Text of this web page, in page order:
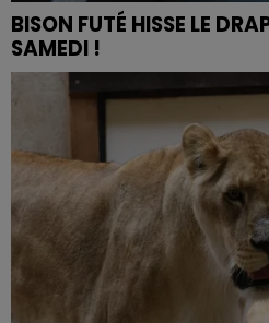
BISON FUTÉ HISSE LE
SAMEDI !